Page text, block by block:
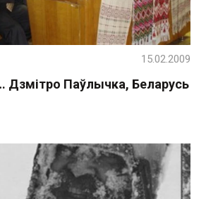
Дзмітро Паўлычка, Беларусь
15.02.2009